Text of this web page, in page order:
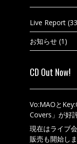
Live Report
お知らせ (1)
CD Out Now!
Vo:MAOと
Covers」が好
現在はライブ
販売も開始しま